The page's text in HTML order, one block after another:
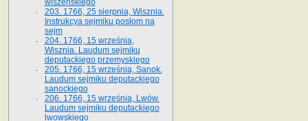
wiszeńskiego
203. 1766, 25 sierpnia, Wisznia.
Instrukcya sejmiku posłom na
sejm
204. 1766, 15 września,
Wisznia. Laudum sejmiku
deputackiego przemyskiego
205. 1766, 15 września, Sanok.
Laudum sejmiku deputackiego
sanockiego
206. 1766, 15 września, Lwów.
Laudum sejmiku deputackiego
lwowskiego